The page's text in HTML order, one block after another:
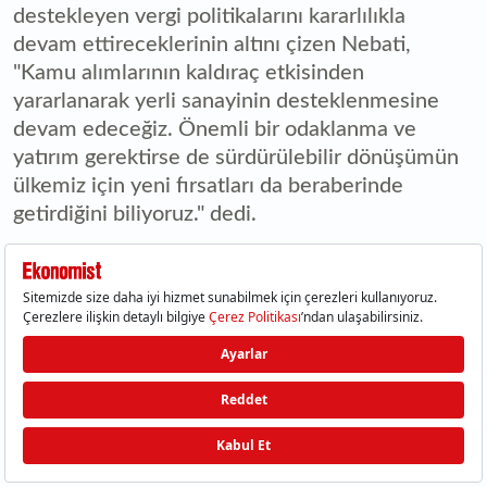
destekleyen vergi politikalarını kararlılıkla
devam ettireceklerinin altını çizen Nebati,
"Kamu alımlarının kaldıraç etkisinden
yararlanarak yerli sanayinin desteklenmesine
devam edeceğiz. Önemli bir odaklanma ve
yatırım gerektirse de sürdürülebilir dönüşümün
ülkemiz için yeni fırsatları da beraberinde
getirdiğini biliyoruz." dedi.
Nebati, bu süreçte emisyon salınım miktarını
düşürerek küresel piyasalarda rekabet avantajı
elde edeceklerini aktardı.
Öte yandan, özel sektör ve kamu iş birliğiyle
güneş paneli, rüzgar türbini gibi yenilebilir enerji
alanında pazar payı elde ederek yeni iş alanları
oluşturacaklarını ve ülke için daha nice fırsatları